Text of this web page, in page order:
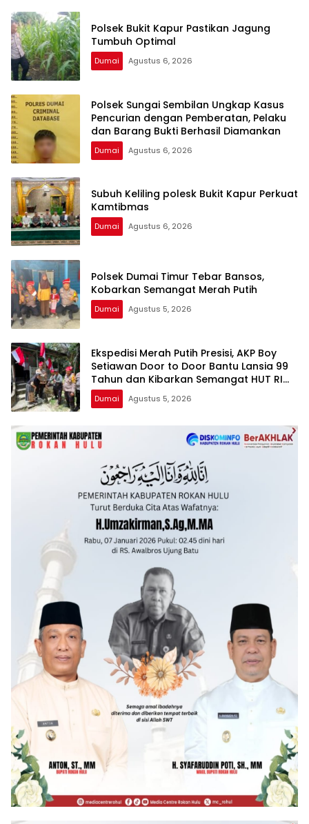
Polsek Bukit Kapur Pastikan Jagung
Tumbuh Optimal
Dumai Agustus 6, 2026
Polsek Sungai Sembilan Ungkap Kasus
Pencurian dengan Pemberatan, Pelaku
dan Barang Bukti Berhasil Diamankan
Dumai Agustus 6, 2026
Subuh Keliling polesk Bukit Kapur Perkuat
Kamtibmas
Dumai Agustus 6, 2026
Polsek Dumai Timur Tebar Bansos,
Kobarkan Semangat Merah Putih
Dumai Agustus 5, 2026
Ekspedisi Merah Putih Presisi, AKP Boy
Setiawan Door to Door Bantu Lansia 99
Tahun dan Kibarkan Semangat HUT RI
ke-81
Dumai Agustus 5, 2026